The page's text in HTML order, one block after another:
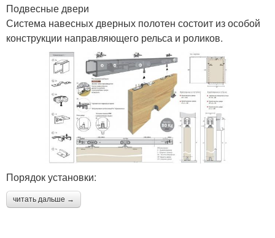
Подвесные двери
Система навесных дверных полотен состоит из особой
конструкции направляющего рельса и роликов.
Порядок установки:
читать дальше →